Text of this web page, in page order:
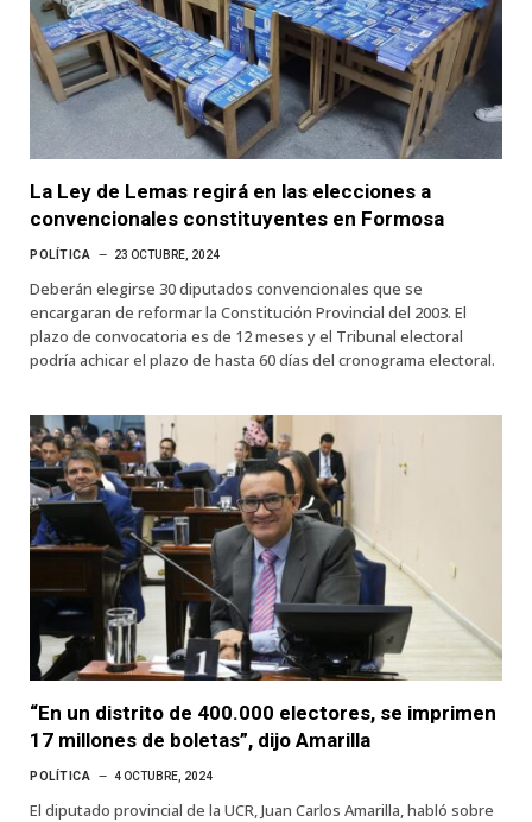
La Ley de Lemas regirá en las elecciones a
convencionales constituyentes en Formosa
POLÍTICA 23 OCTUBRE, 2024
Deberán elegirse 30 diputados convencionales que se
encargaran de reformar la Constitución Provincial del 2003. El
plazo de convocatoria es de 12 meses y el Tribunal electoral
podría achicar el plazo de hasta 60 días del cronograma electoral.
“En un distrito de 400.000 electores, se imprimen
17 millones de boletas”, dijo Amarilla
POLÍTICA 4 OCTUBRE, 2024
El diputado provincial de la UCR, Juan Carlos Amarilla, habló sobre